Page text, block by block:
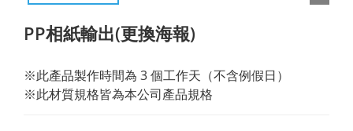
PP相紙輸出(更換海報)
※此產品製作時間為 3 個工作天（不含例假日）
※此材質規格皆為本公司產品規格